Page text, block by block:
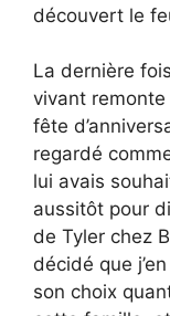
découvert le
La dernière
vivant
fête
regardé
lui avais
aussitôt pour
de Tyler chez
décidé que
son choix